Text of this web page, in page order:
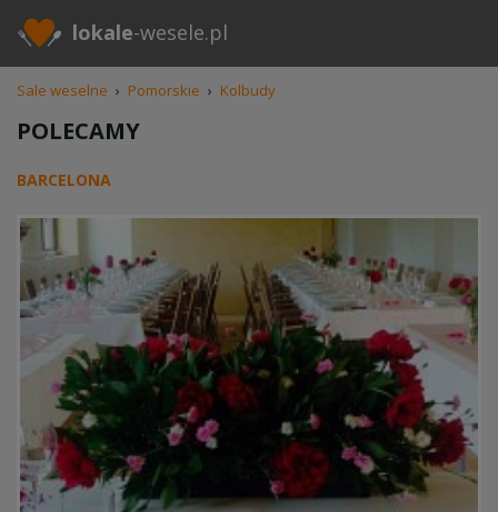
lokale-wesele.pl
Sale weselne › Pomorskie › Kolbudy
POLECAMY
BARCELONA